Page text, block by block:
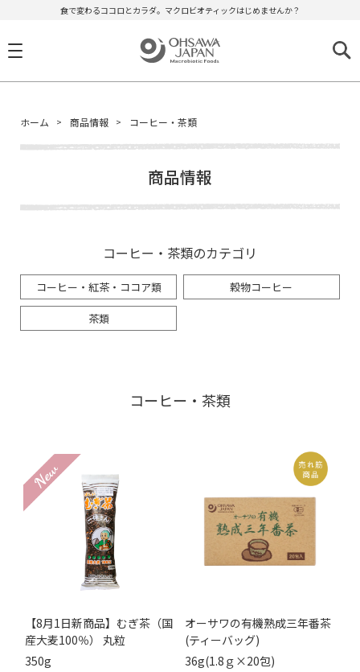
食で変わるココロとカラダ。マクロビオティックはじめませんか？
ホーム 商品情報 コーヒー・茶類
商品情報
コーヒー・茶類のカテゴリ
コーヒー・紅茶・ココア類 穀物コーヒー
茶類
コーヒー・茶類
【8月1日新商品】むぎ茶（国
産大麦100％） 丸粒
350g
オーサワの有機熟成三年番茶
(ティーバッグ)
36g(1.8ｇ×20包)